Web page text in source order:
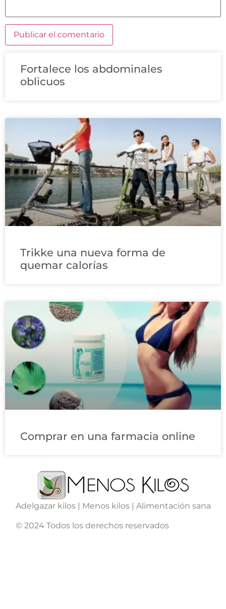
Fortalece los abdominales
oblicuos
Trikke una nueva forma de
quemar calorías
Comprar en una farmacia online
Adelgazar kilos | Menos kilos | Alimentación sana
© 2024 Todos los derechos reservados